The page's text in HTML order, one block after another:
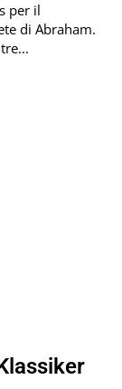
per il
di Abraham.